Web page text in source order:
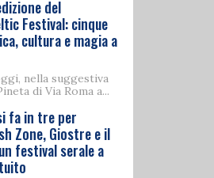
del
Festival: cinque
cultura e magia a
nella suggestiva
di Via Roma a...
fa in tre per
Zone, Giostre e il
festival serale a